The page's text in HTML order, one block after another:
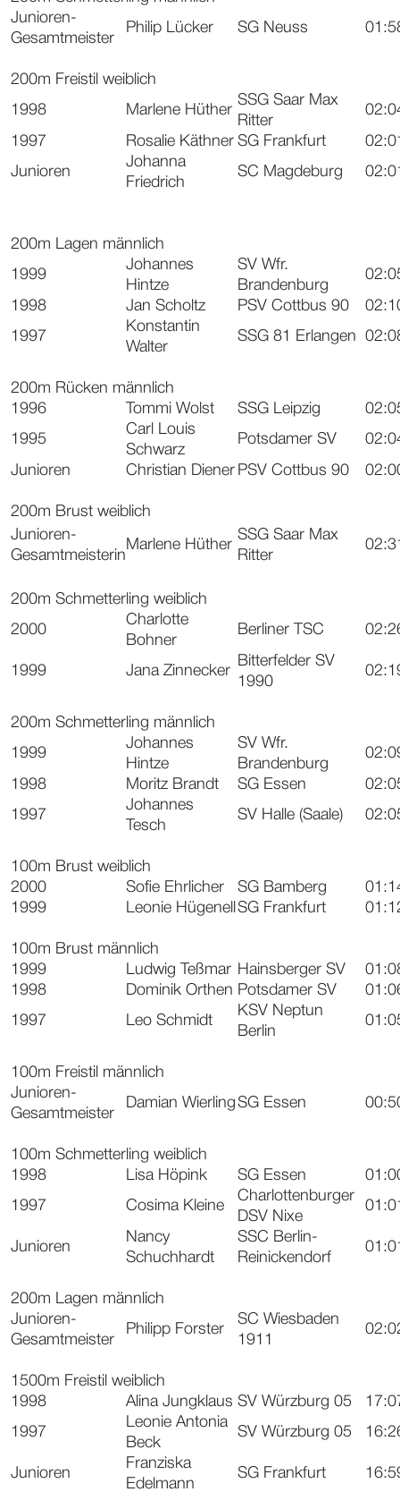
Junioren-
Gesamtmeister
Philip Lücker SG Neuss
200m Freistil weiblich
1998 Marlene Hüther
SSG Saar Max
Ritter
1997 Rosalie Käthner SG Frankfurt
Junioren
Johanna
Friedrich
SC Magdeburg
200m Lagen männlich
1999
Johannes
Hintze
SV Wfr.
Brandenburg
1998 Jan Scholtz PSV Cottbus 90
1997
Konstantin
Walter
SSG 81 Erlangen
200m Rücken männlich
1996
Tommi Wolst SSG Leipzig
1995
Carl Louis
Schwarz
Potsdamer SV
Junioren Christian Diener PSV Cottbus 90
200m Brust weiblich
Junioren-
Gesamtmeisterin
Marlene Hüther
SSG Saar Max
Ritter
200m Schmetterling weiblich
2000
Charlotte
Bohner
Berliner TSC
1999 Jana Zinnecker
Bitterfelder SV
1990
200m Schmetterling männlich
1999
Johannes
Hintze
SV Wfr.
Brandenburg
1998 Moritz Brandt SG Essen
1997
Johannes
Tesch
SV Halle (Saale)
100m Brust weiblich
2000
Sofie Ehrlicher SG Bamberg
1999
Leonie Hügenell SG Frankfurt
100m Brust männlich
1999
Ludwig Teßmar Hainsberger SV
1998
Dominik Orthen Potsdamer SV
1997 Leo Schmidt
KSV Neptun
Berlin
100m Freistil männlich
Junioren-
Gesamtmeister
Damian WierlingSG Essen
100m Schmetterling weiblich
1998
Lisa Höpink SG Essen
1997 Cosima Kleine
Charlottenburger
DSV Nixe
Junioren
Nancy
Schuchhardt
SSC Berlin-
Reinickendorf
200m Lagen männlich
Junioren-
Gesamtmeister
Philipp Forster
SC Wiesbaden
1911
1500m Freistil weiblich
1998
Alina Jungklaus SV Würzburg 05
1997
Leonie Antonia
Beck
SV Würzburg 05
Junioren
Franziska
Edelmann
SG Frankfurt